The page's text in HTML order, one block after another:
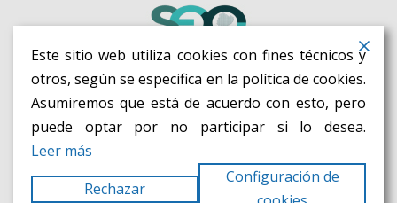
Este sitio web utiliza cookies con fines técnicos y
otros, según se especifica en la política de cookies.
Asumiremos que está de acuerdo con esto, pero
puede optar por no participar si lo desea.
Leer más
Rechazar
Configuración de